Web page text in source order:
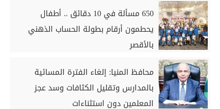
650 مسألة في 10 دقائق .. أطفال
يحطمون أرقام بطولة الحساب الذهني
بالأقصر
محافظ المنيا: إلغاء الفترة المسائية
بالمدارس وتقليل الكثافات وسد عجز
المعلمين دون استثناءات